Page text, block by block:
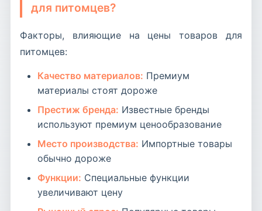
для питомцев?
Факторы, влияющие на цены товаров для
питомцев:
Качество материалов: Премиум
материалы стоят дороже
Престиж бренда: Известные бренды
используют премиум ценообразование
Место производства: Импортные товары
обычно дороже
Функции: Специальные функции
увеличивают цену